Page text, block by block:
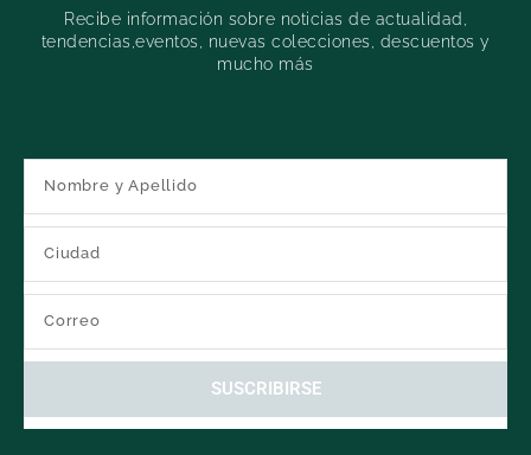
Recibe información sobre noticias de actualidad,
tendencias,eventos, nuevas colecciones, descuentos y
mucho más
SUSCRIBIRSE